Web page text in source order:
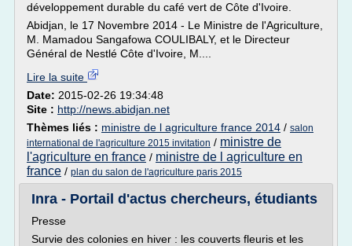
développement durable du café vert de Côte d'Ivoire.
Abidjan, le 17 Novembre 2014 - Le Ministre de l'Agriculture,
M. Mamadou Sangafowa COULIBALY, et le Directeur
Général de Nestlé Côte d'Ivoire, M....
Lire la suite
Date: 2015-02-26 19:34:48
Site : http://news.abidjan.net
Thèmes liés : ministre de l agriculture france 2014 / salon
international de l'agriculture 2015 invitation / ministre de
l'agriculture en france / ministre de l agriculture en
france / plan du salon de l'agriculture paris 2015
Inra - Portail d'actus chercheurs, étudiants
Presse
Survie des colonies en hiver : les couverts fleuris et les